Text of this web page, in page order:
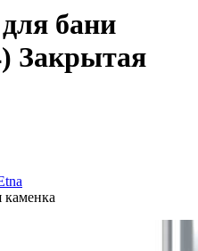
бани
Закрытая